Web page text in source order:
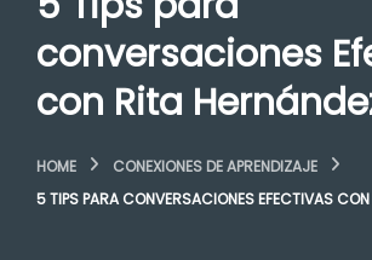
conversaciones
con Rita
HOME
CONEXIONES DE APRENDIZAJE
5 TIPS PARA CONVERSACIONES EFECTIVAS CON